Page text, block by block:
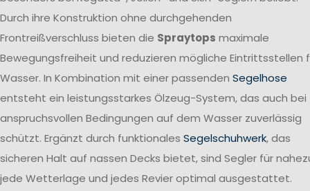
Durch ihre Konstruktion ohne durchgehenden
Frontreißverschluss bieten die Spraytops maximale
Bewegungsfreiheit und reduzieren mögliche Eintrittsstellen
Wasser. In Kombination mit einer passenden Segelhose
entsteht ein leistungsstarkes Ölzeug-System, das auch bei
anspruchsvollen Bedingungen auf dem Wasser zuverlässig
schützt. Ergänzt durch funktionales Segelschuhwerk, das
sicheren Halt auf nassen Decks bietet, sind Segler für
jede Wetterlage und jedes Revier optimal ausgestattet.